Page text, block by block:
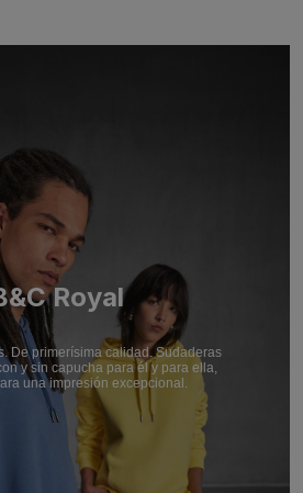
Royal
De primerísima calidad. Sudaderas
y sin capucha para él y para ella,
una impresión excepcional.